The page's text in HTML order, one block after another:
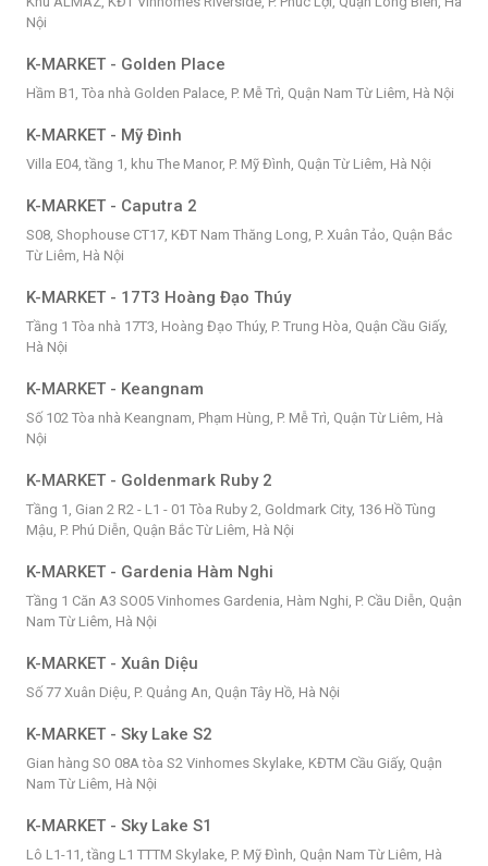
Nội
K-MARKET - Golden Place
Hầm B1, Tòa nhà Golden Palace, P. Mễ Trì, Quận Nam Từ Liêm, Hà Nội
K-MARKET - Mỹ Đình
Villa E04, tầng 1, khu The Manor, P. Mỹ Đình, Quận Từ Liêm, Hà Nội
K-MARKET - Caputra 2
S08, Shophouse CT17, KĐT Nam Thăng Long, P. Xuân Tảo, Quận Bắc
Từ Liêm, Hà Nội
K-MARKET - 17T3 Hoàng Đạo Thúy
Tầng 1 Tòa nhà 17T3, Hoàng Đạo Thúy, P. Trung Hòa, Quận Cầu Giấy,
Hà Nội
K-MARKET - Keangnam
Số 102 Tòa nhà Keangnam, Phạm Hùng, P. Mễ Trì, Quận Từ Liêm, Hà
Nội
K-MARKET - Goldenmark Ruby 2
Tầng 1, Gian 2 R2 - L1 - 01 Tòa Ruby 2, Goldmark City, 136 Hồ Tùng
Mậu, P. Phú Diễn, Quận Bắc Từ Liêm, Hà Nội
K-MARKET - Gardenia Hàm Nghi
Tầng 1 Căn A3 SO05 Vinhomes Gardenia, Hàm Nghi, P. Cầu Diễn, Quận
Nam Từ Liêm, Hà Nội
K-MARKET - Xuân Diệu
Số 77 Xuân Diệu, P. Quảng An, Quận Tây Hồ, Hà Nội
K-MARKET - Sky Lake S2
Gian hàng SO 08A tòa S2 Vinhomes Skylake, KĐTM Cầu Giấy, Quận
Nam Từ Liêm, Hà Nội
K-MARKET - Sky Lake S1
Lô L1-11, tầng L1 TTTM Skylake, P. Mỹ Đình, Quận Nam Từ Liêm, Hà